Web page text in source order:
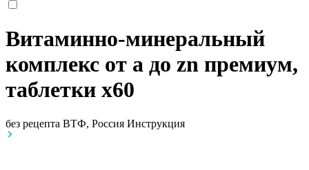
Витаминно-минеральный
комплекс от а до zn премиум,
таблетки x60
без рецепта ВТФ, Россия Инструкция